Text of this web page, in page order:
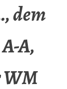
dem
A,
WM